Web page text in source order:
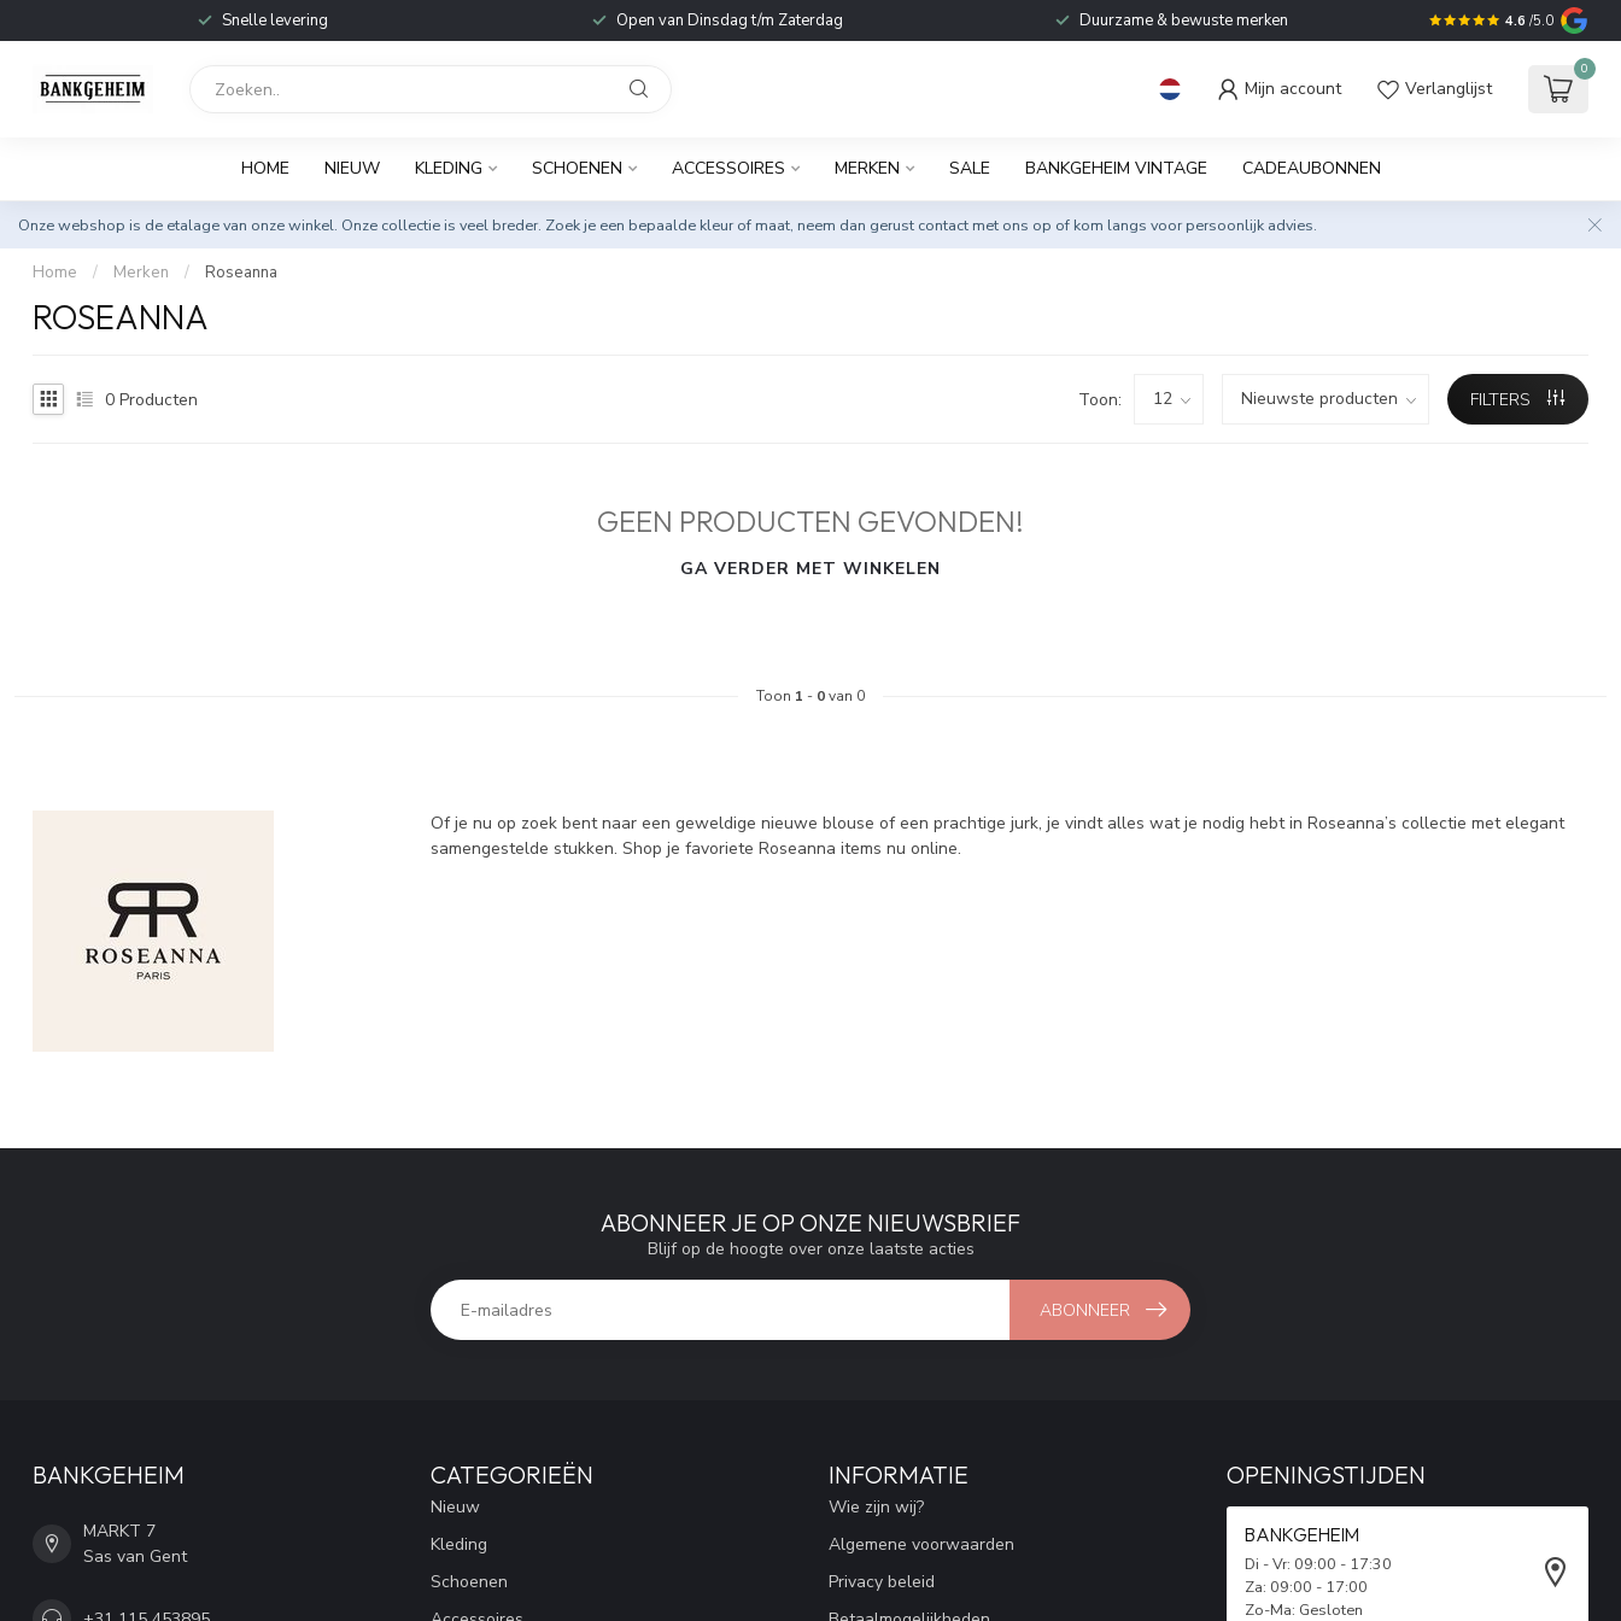
Snelle levering Open van Dinsdag t/m Zaterdag Duurzame & bewuste merken 4.6 /5.0
Mijn account Verlanglijst
0
HOME NIEUW KLEDING SCHOENEN ACCESSOIRES MERKEN SALE BANKGEHEIM VINTAGE CADEAUBONNEN
Onze webshop is de etalage van onze winkel. Onze collectie is veel breder. Zoek je een bepaalde kleur of maat, neem dan gerust contact met ons op of kom langs voor persoonlijk advies.
Home / Merken / Roseanna
ROSEANNA
0 Producten Toon: FILTERS
GEEN PRODUCTEN GEVONDEN!
GA VERDER MET WINKELEN
Toon 1 - 0van 0
Of je nu op zoek bent naar een geweldige nieuwe blouse of een prachtige jurk, je vindt alles wat je nodig hebt in Roseanna’s collectie met elegant
samengestelde stukken. Shop je favoriete Roseanna items nu online.
ABONNEER JE OP ONZE NIEUWSBRIEF
Blijf op de hoogte over onze laatste acties
ABONNEER
BANKGEHEIM
MARKT 7
Sas van Gent
CATEGORIEËN
Nieuw
Kleding
Schoenen
INFORMATIE
Wie zijn wij?
Algemene voorwaarden
Privacy beleid
OPENINGSTIJDEN
BANKGEHEIM
Di - Vr: 09:00 - 17:30
Za: 09:00 - 17:00
Zo-Ma: Gesloten